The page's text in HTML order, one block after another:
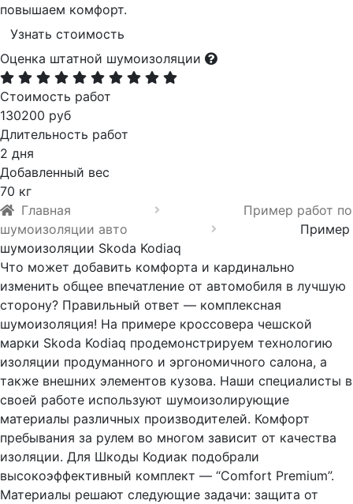
повышаем комфорт.
Узнать стоимость
Оценка штатной шумоизоляции
Стоимость работ
130200 руб
Длительность работ
2 дня
Добавленный вес
70 кг
Главная
Пример работ по
шумоизоляции авто
Пример
шумоизоляции Skoda Kodiaq
Что может добавить комфорта и кардинально
изменить общее впечатление от автомобиля в лучшую
сторону? Правильный ответ — комплексная
шумоизоляция! На примере кроссовера чешской
марки Skoda Kodiaq продемонстрируем технологию
изоляции продуманного и эргономичного салона, а
также внешних элементов кузова. Наши специалисты в
своей работе используют шумоизолирующие
материалы различных производителей. Комфорт
пребывания за рулем во многом зависит от качества
изоляции. Для Шкоды Кодиак подобрали
высокоэффективный комплект — “Comfort Premium”.
Материалы решают следующие задачи: защита от